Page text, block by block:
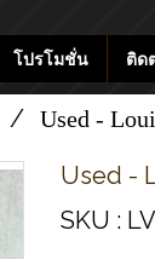
โปรโมชั่น ติด
Used -​
Used -​
SKU :